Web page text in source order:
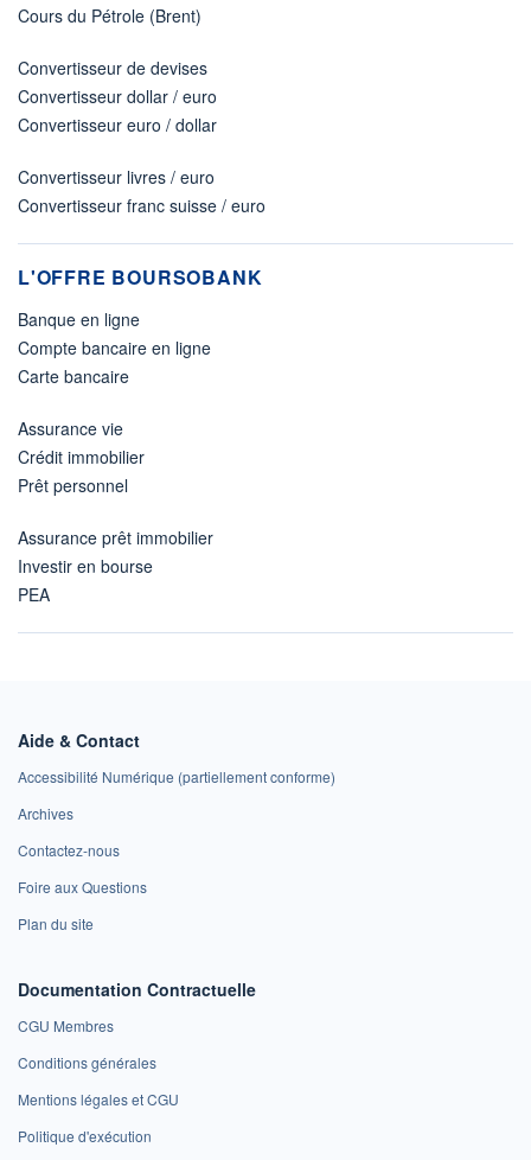
Cours du Pétrole (Brent)
Convertisseur de devises
Convertisseur dollar / euro
Convertisseur euro / dollar
Convertisseur livres / euro
Convertisseur franc suisse / euro
L'OFFRE BOURSOBANK
Banque en ligne
Compte bancaire en ligne
Carte bancaire
Assurance vie
Crédit immobilier
Prêt personnel
Assurance prêt immobilier
Investir en bourse
PEA
Aide & Contact
Accessibilité Numérique (partiellement conforme)
Archives
Contactez-nous
Foire aux Questions
Plan du site
Documentation Contractuelle
CGU Membres
Conditions générales
Mentions légales et CGU
Politique d'exécution